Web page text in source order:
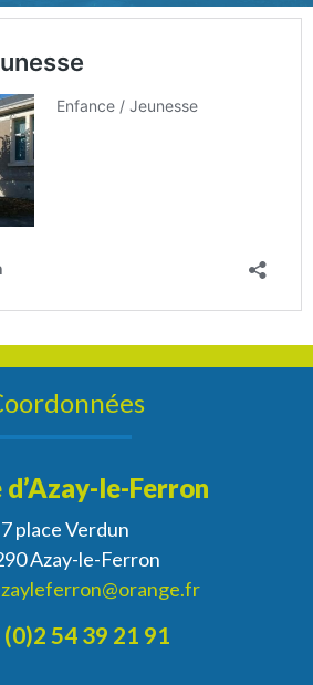
le-Ferron
7 place Verdun
Azay-le-Ferron
54 39 21 91